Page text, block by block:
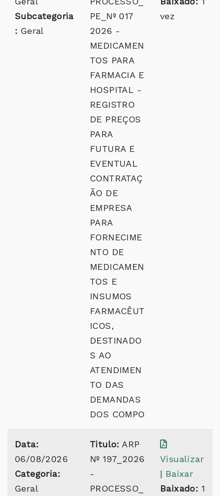
Subcategoria
: Geral
PE_Nº 017
2026 -
MEDICAMEN
TOS PARA
FARMACIA E
HOSPITAL -
REGISTRO
DE PREÇOS
PARA
FUTURA E
EVENTUAL
CONTRATAÇ
ÃO DE
EMPRESA
PARA
FORNECIME
NTO DE
MEDICAMEN
TOS E
INSUMOS
FARMACÊUT
ICOS,
DESTINADO
S AO
ATENDIMEN
TO DAS
DEMANDAS
DOS COMPO
vez
Data:
06/08/2026
Categoria:
Geral
Titulo: ARP
Nº 197_2026
-
PROCESSO_
Visualizar
| Baixar
Baixado: 1